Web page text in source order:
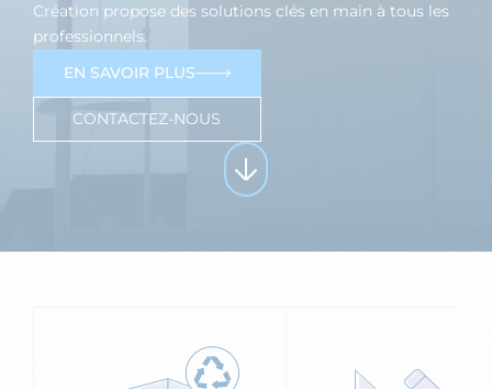
Création propose des solutions clés en main à tous les
professionnels.
EN SAVOIR PLUS
CONTACTEZ-NOUS